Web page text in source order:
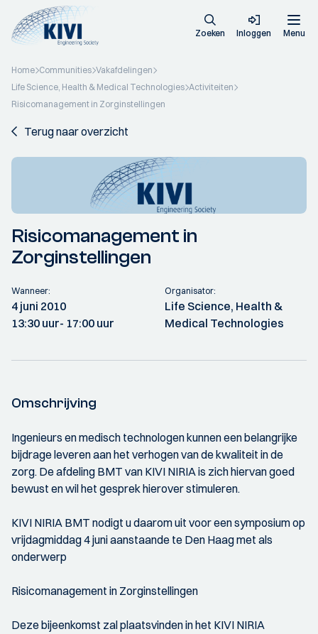
Zoeken Inloggen Menu
Home Communities Vakafdelingen
Life Science, Health & Medical Technologies Activiteiten
Risicomanagement in Zorginstellingen
Terug naar overzicht
Risicomanagement in
Zorginstellingen
Wanneer:
4 juni 2010
13:30 uur- 17:00 uur
Organisator:
Life Science, Health &
Medical Technologies
Omschrijving
Ingenieurs en medisch technologen kunnen een belangrijke
bijdrage leveren aan het verhogen van de kwaliteit in de
zorg. De afdeling BMT van KIVI NIRIA is zich hiervan goed
bewust en wil het gesprek hierover stimuleren.
KIVI NIRIA BMT nodigt u daarom uit voor een symposium op
vrijdagmiddag 4 juni aanstaande te Den Haag met als
onderwerp
Risicomanagement in Zorginstellingen
Deze bijeenkomst zal plaatsvinden in het KIVI NIRIA